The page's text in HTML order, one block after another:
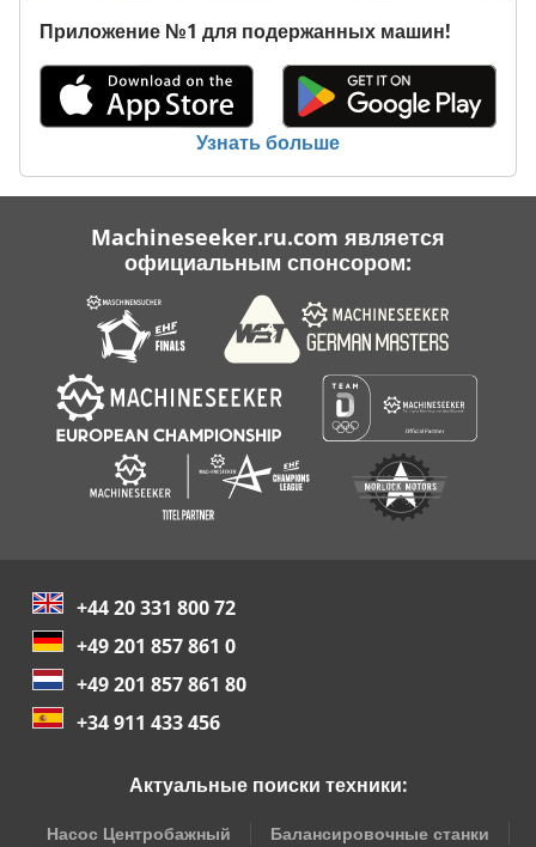
John Deere 9500
John Deere 9520
John Deere 9650
John Deere 9670
John Deere 9870
Приложение №1 для подержанных машин!
Узнать больше
Machineseeker.ru.com является
официальным спонсором:
+44 20 331 800 72
+49 201 857 861 0
+49 201 857 861 80
+34 911 433 456
Актуальные поиски техники:
Насос Центробажный
Балансировочные станки